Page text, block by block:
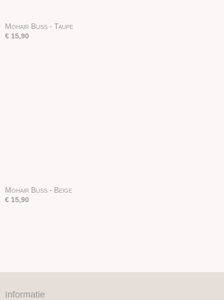
Mohair Bliss - Taupe
€ 15,90
Mohair Bliss - Beige
€ 15,90
Informatie